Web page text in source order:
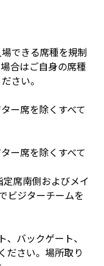
できる席種を規制
合はご自身の席種
さい。
ー席を除くすべて
ー席を除くすべて
席南側およびメイ
ビジターチームを
バックゲート、
ださい。場所取り